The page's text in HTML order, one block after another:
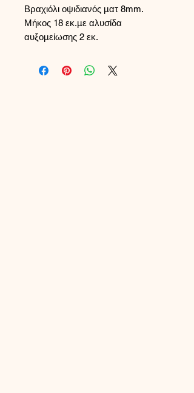
Βραχιόλι οψιδιανός ματ 8mm.
Μήκος 18 εκ.με αλυσίδα
αυξομείωσης 2 εκ.
αυξομείωσης είναι από ασήμι 925.